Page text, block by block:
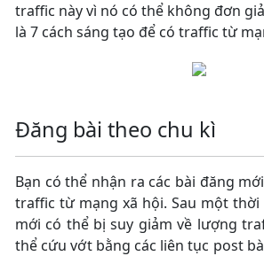
traffic này vì nó có thể không đơn
là 7 cách sáng tạo để có traffic từ
Đăng bài theo chu kì
Bạn có thể nhận ra các bài đăng
traffic từ mạng xã hội. Sau một thời
mới có thể bị suy giảm về lượng
thể cứu vớt bằng các liên tục post